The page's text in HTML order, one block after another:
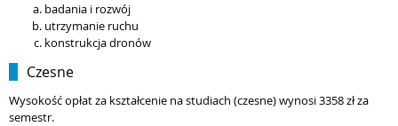
badania i rozwój
utrzymanie ruchu
konstrukcja dronów
Czesne
Wysokość opłat za kształcenie na studiach (czesne) wynosi 3358 zł za
semestr.